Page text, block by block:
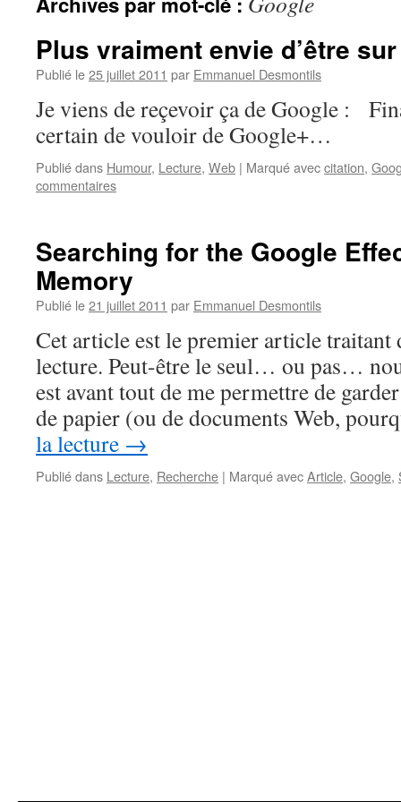
Plus vraiment envie d’être
Publié le25 juillet 2011 par Emmanuel Desmontils
Je viens de reçevoir ça de Google :
certain de vouloir de Google+…
Publié dans Humour, Lecture, Web | Marqué aveccitation,
commentaires
Searching for the Google
Memory
Publié le21 juillet 2011 par Emmanuel Desmontils
Cet article est le premier article traitant
lecture. Peut-être le seul… ou pas…
est avant tout de me permettre de
de papier (ou de documents Web,
la lecture →
Publié dans Lecture, Recherche | Marqué avecArticle, Google,